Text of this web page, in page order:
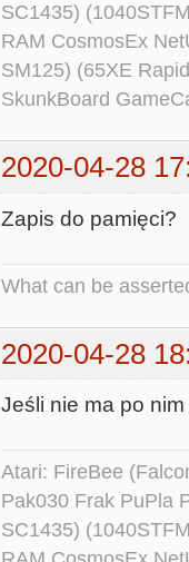
SC1435)
RAM CosmosEx
SM125) (65XE
SkunkBoard
2020-04-28
Zapis do pamięci?
What can be
2020-04-28
Jeśli nie ma po
Atari: FireBee
Pak030 Frak PuPla
SC1435)